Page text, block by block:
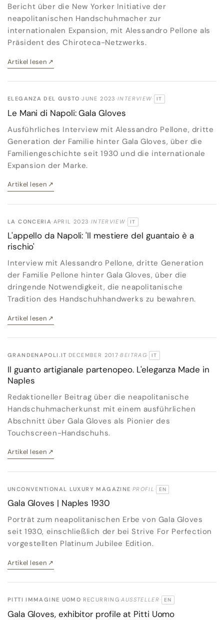
Bericht über die New Yorker Initiative der
neapolitanischen Handschuhmacher zur
internationalen Expansion, mit Alessandro Pellone als
Präsident des Chiroteca-Netzwerks.
Artikel lesen ↗
ELEGANZA DEL GUSTO ·JUNE 2023 ·INTERVIEW· ORIGINALSPRACHE:
IT
Le Mani di Napoli: Gala Gloves
Ausführliches Interview mit Alessandro Pellone, dritte
Generation der Familie hinter Gala Gloves, über die
Familiengeschichte seit 1930 und die internationale
Expansion der Marke.
Artikel lesen ↗
LA CONCERIA·APRIL 2023 ·INTERVIEW· ORIGINALSPRACHE:
IT
L'appello da Napoli: 'Il mestiere del guantaio è a
rischio'
Interview mit Alessandro Pellone, dritte Generation
der Familie Pellone hinter Gala Gloves, über die
dringende Notwendigkeit, die neapolitanische
Tradition des Handschuhhandwerks zu bewahren.
Artikel lesen ↗
GRANDENAPOLI.IT ·DECEMBER 2017·BEITRAG· ORIGINALSPRACHE:
IT
Il guanto artigianale partenopeo. L'eleganza Made in
Naples
Redaktioneller Beitrag über die neapolitanische
Handschuhmacherkunst mit einem ausführlichen
Abschnitt über Gala Gloves als Pionier des
Touchscreen-Handschuhs.
Artikel lesen ↗
UNCONVENTIONAL LUXURY MAGAZINE·PROFIL · ORIGINALSPRACHE:
EN
Gala Gloves | Naples 1930
Porträt zum neapolitanischen Erbe von Gala Gloves
seit 1930, einschließlich der bei Strive For Perfection
vorgestellten Platinum Jubilee Edition.
Artikel lesen ↗
PITTI IMMAGINE UOMO· RECURRING·AUSSTELLER· ORIGINALSPRACHE:
EN
Gala Gloves, exhibitor profile at Pitti Uomo